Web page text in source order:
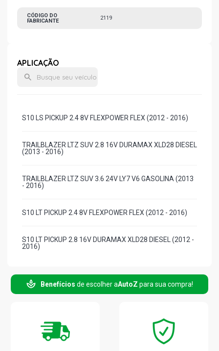
CÓDIGO DO
FABRICANTE
2119
APLICAÇÃO
S10 LS PICKUP 2.4 8V FLEXPOWER FLEX (2012 - 2016)
TRAILBLAZER LTZ SUV 2.8 16V DURAMAX XLD28 DIESEL
(2013 - 2016)
TRAILBLAZER LTZ SUV 3.6 24V LY7 V6 GASOLINA (2013
- 2016)
S10 LT PICKUP 2.4 8V FLEXPOWER FLEX (2012 - 2016)
S10 LT PICKUP 2.8 16V DURAMAX XLD28 DIESEL (2012 -
2016)
S10 LTZ PICKUP 2.8 16V DURAMAX XLD28 DIESEL (2012
- 2016)
S10 LS PICKUP 2.8 16V DURAMAX XLD28 DIESEL (2012 -
Benefícios de escolher aAutoZ para sua compra!